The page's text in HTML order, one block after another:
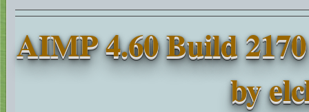
AIMP 4.60 Build
by